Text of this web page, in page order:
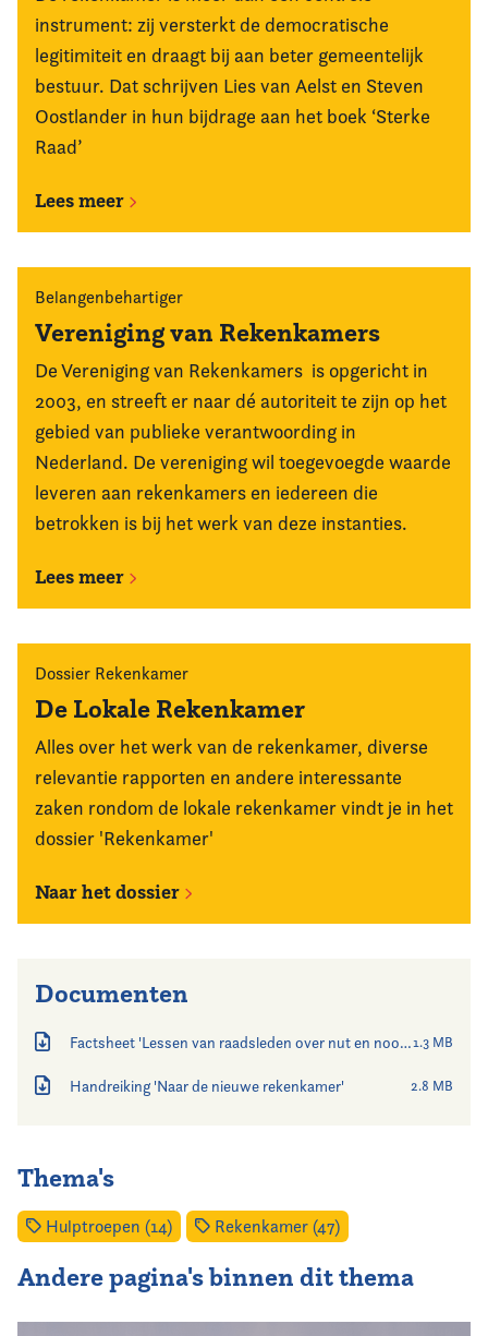
instrument: zij versterkt de democratische
legitimiteit en draagt bij aan beter gemeentelijk
bestuur. Dat schrijven Lies van Aelst en Steven
Oostlander in hun bijdrage aan het boek ‘Sterke
Raad’
Lees meer
Belangenbehartiger
Vereniging van Rekenkamers
De Vereniging van Rekenkamers is opgericht in
2003, en streeft er naar dé autoriteit te zijn op het
gebied van publieke verantwoording in
Nederland. De vereniging wil toegevoegde waarde
leveren aan rekenkamers en iedereen die
betrokken is bij het werk van deze instanties.
Lees meer
Dossier Rekenkamer
De Lokale Rekenkamer
Alles over het werk van de rekenkamer, diverse
relevantie rapporten en andere interessante
zaken rondom de lokale rekenkamer vindt je in het
dossier 'Rekenkamer'
Naar het dossier
Documenten
Factsheet 'Lessen van raadsleden over nut en noodzaak van de rekenkamer'1.3 MB
Handreiking 'Naar de nieuwe rekenkamer' 2.8 MB
Thema's
Hulptroepen (14) Rekenkamer (47)
Andere pagina's binnen dit thema